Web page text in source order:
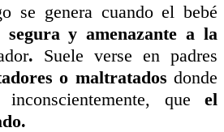
se genera cuando el bebé
segura y amenazante a la
. Suele verse en padres
o maltratados donde
que el